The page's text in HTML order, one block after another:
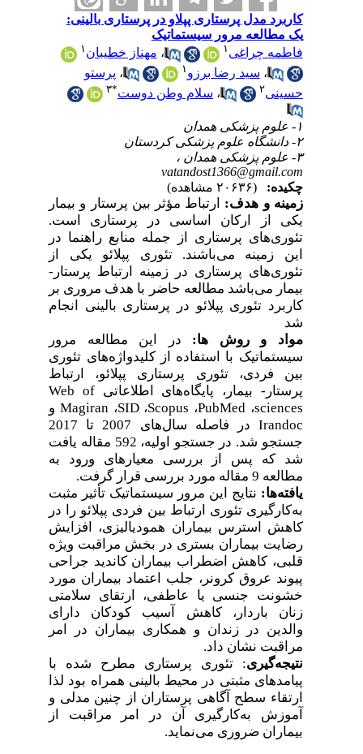
کاربرد مدل پرستاری پپلاو در پرستاری بالینی:
یک مطالعه مرور سیستماتیک
فاطمه چراغی
،مهناز خطیبان ۱
،سید رضا برزو ،پرستو
حسینی
،سلام وطن دوست ۳
vatandost1366@gmail.com
چکیده:
زمینه و هدف:ارتباط مؤثر بین پرستار و بیمار
یکی از ارکان اساسی در پرستاری است.
تئوری‌های پرستاری از جمله منابع راهنما در
این زمینه می‌باشند. تئوری پپلائو یکی از
تئوری‌های پرستاری در زمینه ارتباط پرستار-
بیمار می‌باشد مطالعه حاضر با هدف مروری بر
کاربرد تئوری پپلائو در پرستاری بالینی انجام
شد
مواد و روش
ها:در این مطالعه مرور
سیستماتیک با استفاده از کلیدواژه‌های تئوری
بین فردی، تئوری پرستاری پپلائو، ارتباط
پرستار- بیمار، پایگاه‌های اطلاعاتیWeb of
sciences،PubMed،Scopus،SID،Magiranو
Irandoc
در فاصله سال‌های 2007 تا 2017
جستجو شد. در جستجو اولیه، 592 مقاله یافت
شد که پس از بررسی معیارهای ورود به
مطالعه 9 مقاله مورد بررسی قرار گرفت.
یافته‌ها:نتایج این مرور سیستماتیک تأثیر مثبت
به‌کارگیری تئوری ارتباط بین فردی پپلائو را در
کاهش استرس بیماران همودیالیزی، افزایش
رضایت بیماران بستری در بخش مراقبت ویژه
قلبی، کاهش اضطراب بیماران کاندید جراحی
پیوند عروق کرونر، جلب اعتماد بیماران مورد
خشونت جنسی یا عاطفی، ارتقای سلامتی
زنان باردار، کاهش آسیب کودکان دارای
والدین در زندان و همکاری بیماران در امر
مراقبت نشان داد.
نتیجه‌گیری: تئوری پرستاری مطرح شده با
پیامدهای مثبتی در محیط بالینی همراه بود لذا
ارتقاء سطح آگاهی پرستاران از چنین مدلی و
آموزش به‌کارگیری آن در امر مراقبت از
بیماران ضروری می‌نماید.